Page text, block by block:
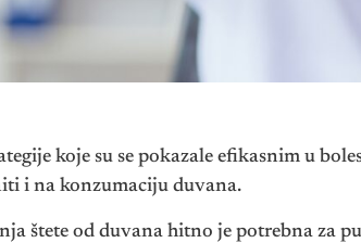
koje su se pokazale efikasnim u
i na konzumaciju duvana.
štete od duvana hitno je potrebna za